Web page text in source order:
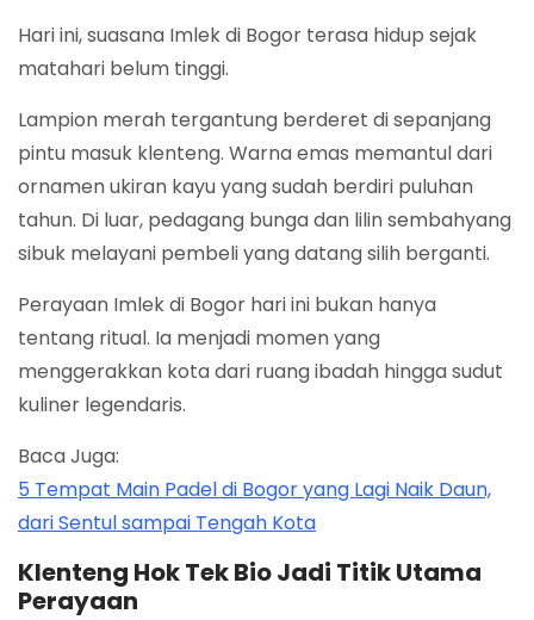
Hari ini, suasana Imlek di Bogor terasa hidup sejak
matahari belum tinggi.
Lampion merah tergantung berderet di sepanjang
pintu masuk klenteng. Warna emas memantul dari
ornamen ukiran kayu yang sudah berdiri puluhan
tahun. Di luar, pedagang bunga dan lilin sembahyang
sibuk melayani pembeli yang datang silih berganti.
Perayaan Imlek di Bogor hari ini bukan hanya
tentang ritual. Ia menjadi momen yang
menggerakkan kota dari ruang ibadah hingga sudut
kuliner legendaris.
Baca Juga:
5 Tempat Main Padel di Bogor yang Lagi Naik Daun,
dari Sentul sampai Tengah Kota
Klenteng Hok Tek Bio Jadi Titik Utama
Perayaan